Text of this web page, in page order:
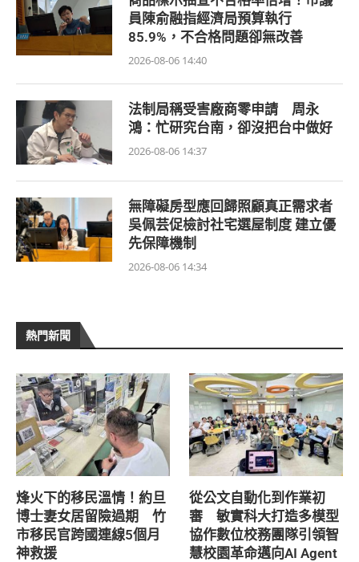
員陳俞融指經濟局預算執行
85.9%，不合格問題卻無改善
2026-08-06 14:40
法制局稱受害廠商零申請 周永
鴻：忙研究台南，卻沒把台中做好
2026-08-06 14:37
無障礙房型應回歸照顧真正需求者
吳佩芸促檢討社宅選屋制度 建立優
先保障機制
2026-08-06 14:34
熱門新聞
烽火下的移民溫情！約旦
博士妻女居留險過期 竹
市移民官跨國連線5個月
神救援
從公文自動化到作業初
審 敏實科大打造多模型
協作數位校務團隊引領智
慧校園革命邁向AI Agent